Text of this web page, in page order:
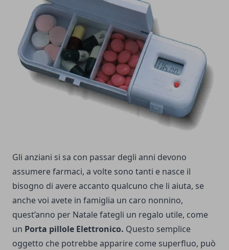
Gli anziani si sa con passar degli anni devono
assumere farmaci, a volte sono tanti e nasce il
bisogno di avere accanto qualcuno che li aiuta, se
anche voi avete in famiglia un caro nonnino,
quest’anno per Natale fategli un regalo utile, come
un Porta pillole Elettronico. Questo semplice
oggetto che potrebbe apparire come superfluo, può